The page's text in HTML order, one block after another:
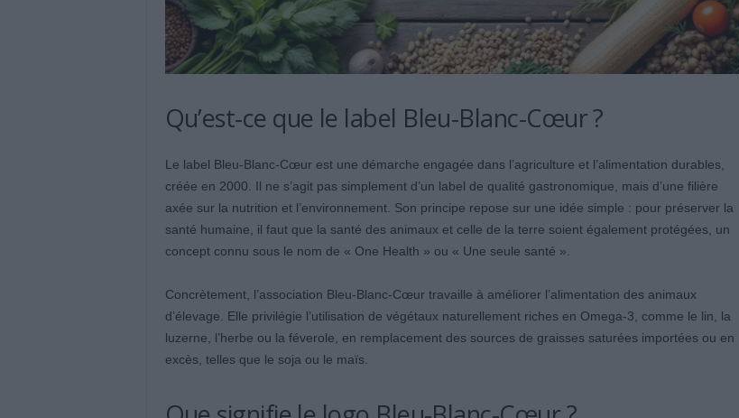
Qu’est-ce que le label Bleu-Blanc-Cœur ?
Le label Bleu-Blanc-Cœur est une démarche engagée dans l’agriculture et l’alimentation durables,
créée en 2000. Il ne s’agit pas simplement d’un label de qualité gastronomique, mais d’une filière
axée sur la nutrition et l’environnement. Son principe repose sur une idée simple : pour préserver la
santé humaine, il faut que la santé des animaux et celle de la terre soient également protégées, un
concept connu sous le nom de « One Health » ou « Une seule santé ».
Concrètement, l’association Bleu-Blanc-Cœur travaille à améliorer l’alimentation des animaux
d’élevage. Elle privilégie l’utilisation de végétaux naturellement riches en Omega-3, comme le lin, la
luzerne, l’herbe ou la féverole, en remplacement des sources de graisses saturées importées ou en
excès, telles que le soja ou le maïs.